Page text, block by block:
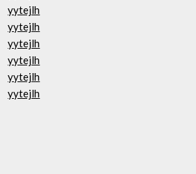
yytejlh
yytejlh
yytejlh
yytejlh
yytejlh
yytejlh